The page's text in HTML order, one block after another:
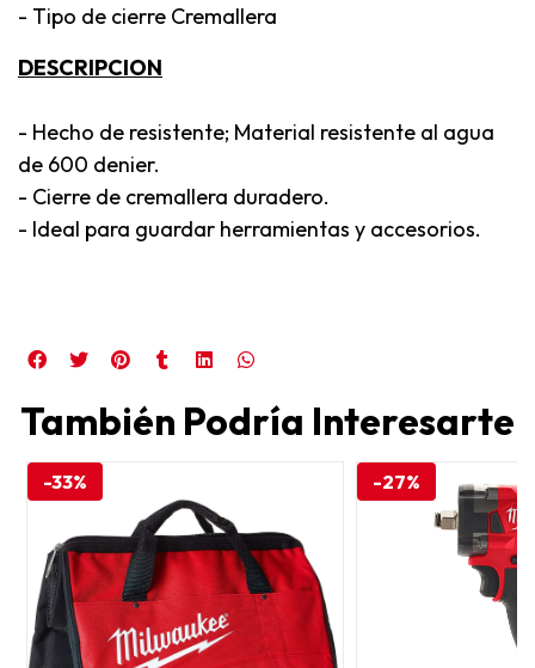
- Tipo de cierre Cremallera
DESCRIPCION
- Hecho de resistente; Material resistente al agua
de 600 denier.
- Cierre de cremallera duradero.
- Ideal para guardar herramientas y accesorios.
También Podría Interesarte
-33% -27%